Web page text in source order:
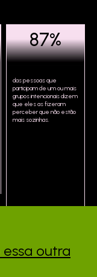
87%
das pessoas que
participam de um ou mais
grupos intencionais dizem
que eles as fizeram
perceber que não estão
mais sozinhas.
essa outra